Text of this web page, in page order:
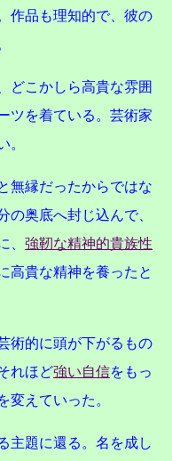
作品も理知的で、彼の
どこかしら高貴な雰囲
ツを着ている。芸術家
。
無縁だったからではな
奥底へ封じ込んで、
、 強靭な精神的貴族性
高貴な精神を養ったと
術的に頭が下がるもの
れほど強い自信をもっ
変えていった。
主題に還る。名を成し